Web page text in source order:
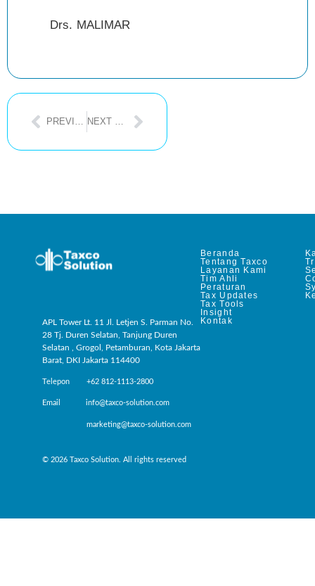
Drs. MALIMAR
PREVIOUS POST NEXT POST
APL Tower Lt. 11 Jl. Letjen S. Parman No.
28 Tj. Duren Selatan, Tanjung Duren
Selatan , Grogol, Petamburan, Kota Jakarta
Barat, DKI Jakarta 114400
Telepon +62 812-1113-2800
Email info@taxco-solution.com
marketing@taxco-solution.com
© 2026 Taxco Solution. All rights reserved
Beranda
Tentang Taxco
Layanan Kami
Tim Ahli
Peraturan
Tax Updates
Tax Tools
Insight
Kontak